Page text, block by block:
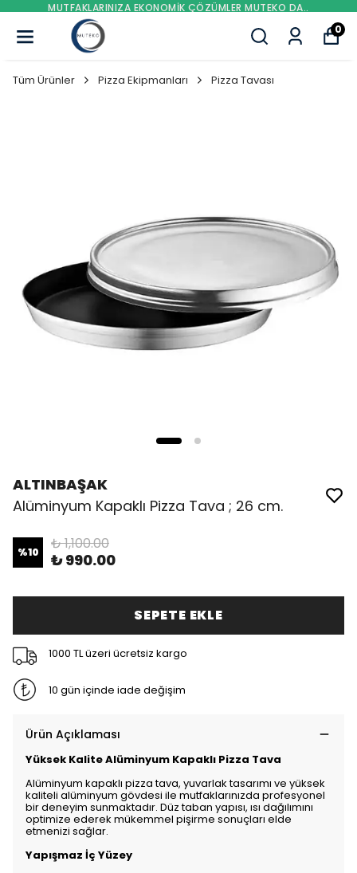
MUTFAKLARINIZA EKONOMIK ÇÖZÜMLER MUTEKO DA..
0
Tüm Ürünler Pizza Ekipmanları Pizza Tavası
ALTINBAŞAK
Alüminyum Kapaklı Pizza Tava ; 26 cm.
%10 ₺ 1,100.00
₺ 990.00
SEPETE EKLE
1000 TL üzeri ücretsiz kargo
10 gün içinde iade değişim
Ürün Açıklaması
Yüksek Kalite Alüminyum Kapaklı Pizza Tava
Alüminyum kapaklı pizza tava, yuvarlak tasarımı ve yüksek
kaliteli alüminyum gövdesi ile mutfaklarınızda profesyonel
bir deneyim sunmaktadır. Düz taban yapısı, ısı dağılımını
optimize ederek mükemmel pişirme sonuçları elde
etmenizi sağlar.
Yapışmaz İç Yüzey